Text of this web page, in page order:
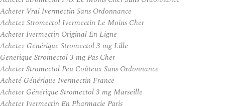
Acheter Vrai Ivermectin Sans Ordonnance
Achetez Stromectol Ivermectin Le Moins Cher
Acheter Ivermectin Original En Ligne
Achetez Générique Stromectol 3 mg Lille
Generique Stromectol 3 mg Pas Cher
Acheter Stromectol Peu Coûteux Sans Ordonnance
Acheté Générique Ivermectin France
Acheter Générique Stromectol 3 mg Marseille